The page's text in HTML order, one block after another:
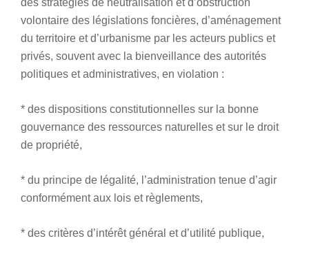
des stratégies de neutralisation et d’obstruction
volontaire des législations foncières, d’aménagement
du territoire et d’urbanisme par les acteurs publics et
privés, souvent avec la bienveillance des autorités
politiques et administratives, en violation :
* des dispositions constitutionnelles sur la bonne
gouvernance des ressources naturelles et sur le droit
de propriété,
* du principe de légalité, l’administration tenue d’agir
conformément aux lois et règlements,
* des critères d’intérêt général et d’utilité publique,